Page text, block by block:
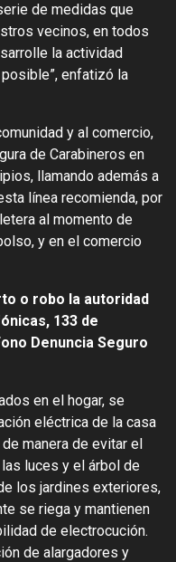
de medidas que
vecinos, en todos
la actividad
enfatizó la
y al comercio,
de Carabineros en
llamando además a
línea recomienda, por
al momento de
y en el comercio
o robo la autoridad
133 de
Denuncia Seguro
en el hogar, se
eléctrica de la casa
manera de evitar el
luces y el árbol de
los jardines exteriores,
se riega y mantienen
de electrocución.
de alargadores y